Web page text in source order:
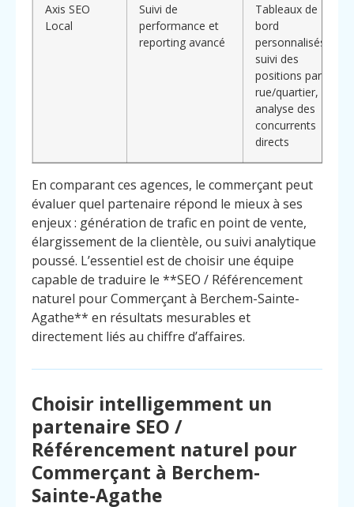
Axis SEO
Local
Suivi de
performance et
reporting avancé
Tableaux de
bord
personnalisés,
suivi des
positions par
rue/quartier,
analyse des
concurrents
directs
En comparant ces agences, le commerçant peut
évaluer quel partenaire répond le mieux à ses
enjeux : génération de trafic en point de vente,
élargissement de la clientèle, ou suivi analytique
poussé. L’essentiel est de choisir une équipe
capable de traduire le **SEO / Référencement
naturel pour Commerçant à Berchem-Sainte-
Agathe** en résultats mesurables et
directement liés au chiffre d’affaires.
Choisir intelligemment un
partenaire SEO /
Référencement naturel pour
Commerçant à Berchem-
Sainte-Agathe